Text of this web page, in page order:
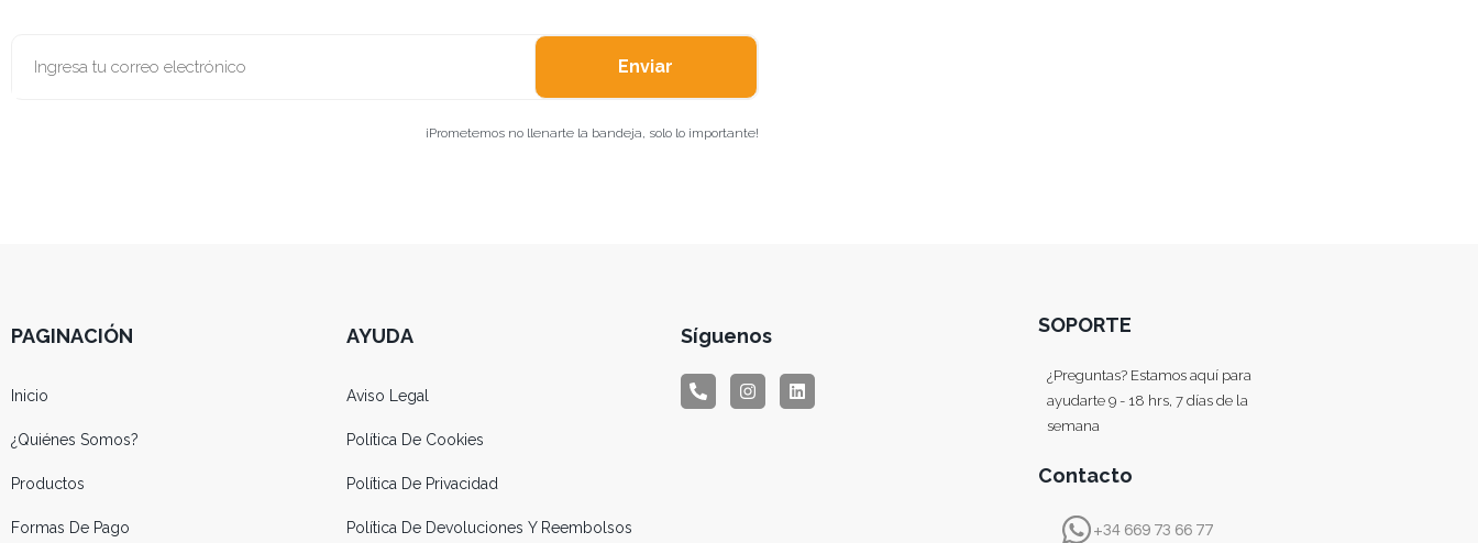
Enviar
¡Prometemos no llenarte la bandeja, solo lo importante!
PAGINACIÓN
Inicio
¿Quiénes Somos?
Productos
Formas De Pago
AYUDA
Aviso Legal
Política De Cookies
Política De Privacidad
Política De Devoluciones Y Reembolsos
Síguenos SOPORTE
¿Preguntas? Estamos aquí para
ayudarte 9 - 18 hrs, 7 días de la
semana
Contacto
+34 669 73 66 77